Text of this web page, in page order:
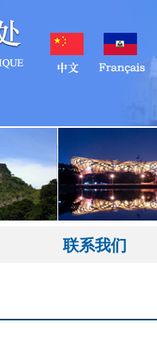
联系我们